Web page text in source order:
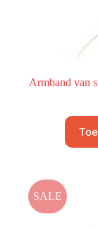
Armband van
SALE